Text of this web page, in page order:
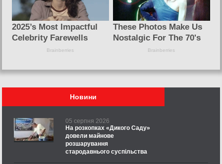
Новини
05 серпня 2026
На розкопках «Дикого Саду»
довели майнове
розшарування
стародавнього суспільства